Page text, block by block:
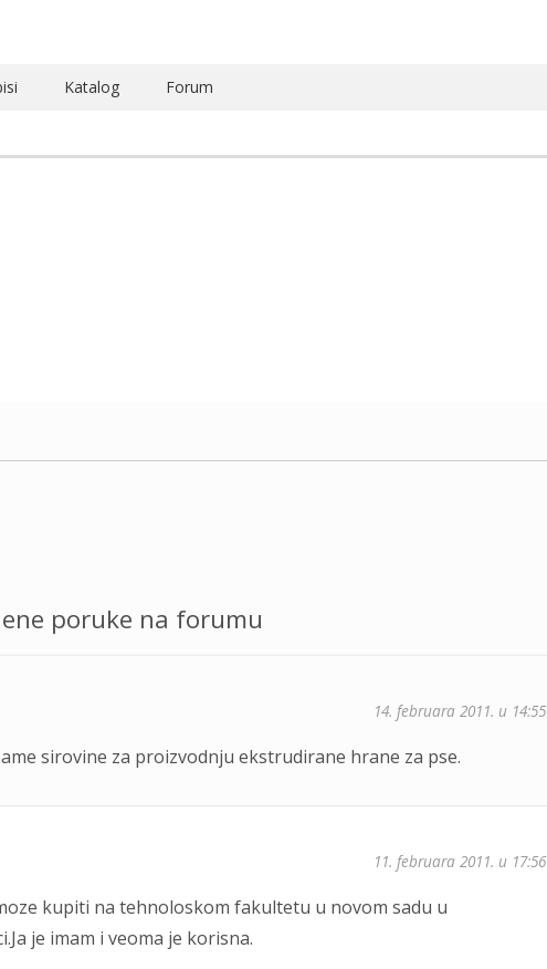
Katalog Forum
poruke na forumu
14. februara 2011. u 14:55
sirovine za proizvodnju ekstrudirane hrane za pse.
11. februara 2011. u 17:56
kupiti na tehnoloskom fakultetu u novom sadu u
je imam i veoma je korisna.